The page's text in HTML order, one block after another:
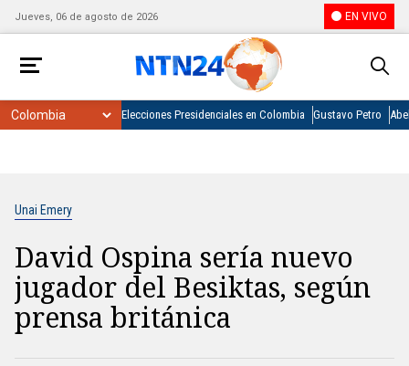
Jueves, 06 de agosto de 2026 EN VIVO
Elecciones Presidenciales en Colombia Gustavo Petro
Unai Emery
David Ospina sería nuevo
jugador del Besiktas, según
prensa británica